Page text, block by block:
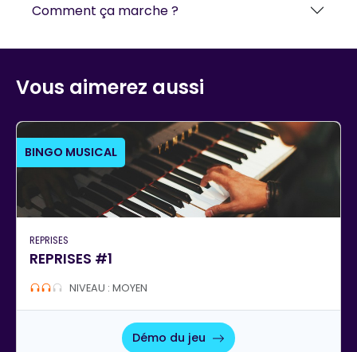
Comment ça marche ?
Vous aimerez aussi
BINGO MUSICAL
REPRISES
REPRISES #1
NIVEAU : MOYEN
Démo du jeu